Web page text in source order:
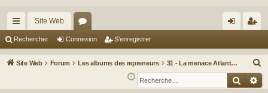
cc
ès
Site Web
or
u ne
xi
nr
eg
Rechercher Connexion S’enregistrer
Site Web Forum Les albums des repreneurs 31 - La menace Atlante ( 21 novembre 2025)
e
c